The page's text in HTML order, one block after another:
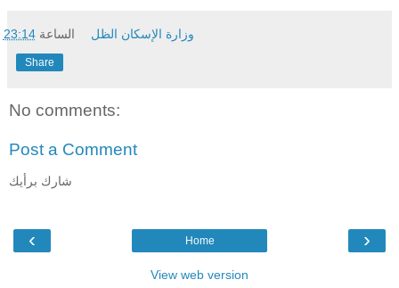
وزارة الإسكان الظل الساعة23:14
Share
No comments:
Post a Comment
شارك برأيك
‹ ›
Home
View web version